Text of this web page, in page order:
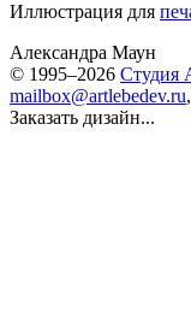
Иллюстрация для
Александра Маун
© 1995–2026 Студия
mailbox@artlebedev.ru,
Заказать дизайн...